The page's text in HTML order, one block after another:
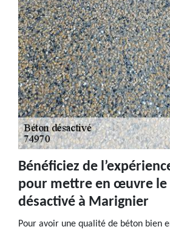
Bénéficiez de
pour mettre en œuvre le
désactivé à Marignier
Pour avoir une qualité de béton bien